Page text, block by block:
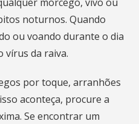
noturnos. Quando
ou voando durante o dia
vírus da raiva.
por toque, arranhões
aconteça, procure a
Se encontrar um